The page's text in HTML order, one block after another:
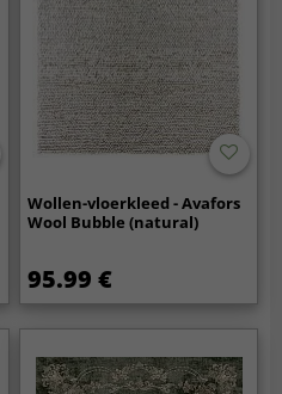
Wollen-vloerkleed - Avafors
Wool Bubble (natural)
95.99 €